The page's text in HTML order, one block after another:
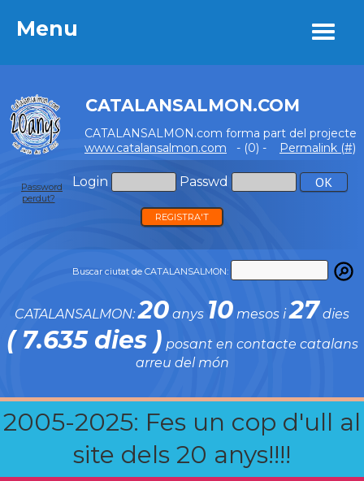
Menu
CATALANSALMON.COM
CATALANSALMON.com forma part del projecte
www.catalansalmon.com - (0) - Permalink (#)
Login Passwd
Password
perdut?
REGISTRA'T
Buscar ciutat de CATALANSALMON:
CATALANSALMON:20 anys 10 mesos i27 dies
( 7.635 dies ) posant en contacte catalans
arreu del món
2005-2025: Fes un cop d'ull al
site dels 20 anys!!!!
Menu